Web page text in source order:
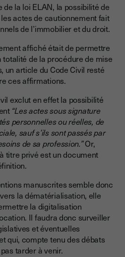
la loi ELAN, la possibilité de
actes de cautionnement fait
de l’immobilier et du droit.
affiché était de permettre
de la procédure de mise
un article du Code Civil resté
ces affirmations.
exclut en effet la possibilité
“Les actes sous signature
personnelles ou réelles, de
sauf s’ils sont passés par
de sa profession.”Or,
titre privé est un document
manuscrites semble donc
la dématérialisation, elle
la digitalisation
Il faudra donc surveiller
et éventuelles
qui, compte tenu des débats
tarder à venir.